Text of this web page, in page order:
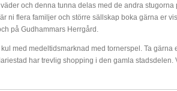
och denna tunna delas med de andra stugorna
ni flera familjer och större sällskap boka gärna er
på Gudhammars Herrgård.
med medeltidsmarknad med tornerspel. Ta gärna
har trevlig shopping i den gamla stadsdelen.